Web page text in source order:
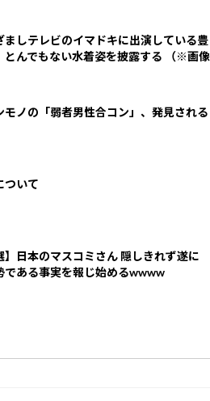
ましテレビのイマドキに出演している豊
とんでもない水着姿を披露する （※画像
モノの「弱者男性合コン」、発見される
ついて
】日本のマスコミさん 隠しきれず遂に
である事実を報じ始めるwwww